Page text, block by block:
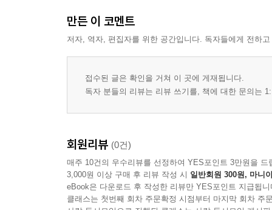
만든 이 코멘트
저자, 역자, 편집자를 위한 공간입니다. 독자들에게 전하
접수된 글은 확인을 거쳐 이 곳에 게재됩니다.
독자 분들의 리뷰는 리뷰 쓰기를, 책에 대한 문의는
회원리뷰 (0건)
매주 10건의 우수리뷰를 선정하여 YES포인트 3만원을 드
3,000원 이상 구매 후 리뷰 작성 시 일반회원 300원, 마니
eBook은 다운로드 후 작성한 리뷰만 YES포인트 지급됩니
클래스는 첫번째 회차 주문확정 시점부터 마지막 회차 주